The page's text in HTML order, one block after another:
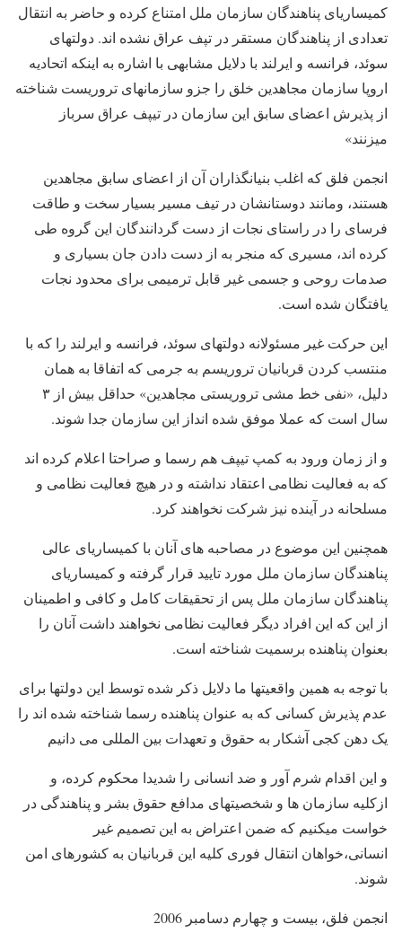
کمیساریای پناهندگان سازمان ملل امتناع کرده و حاضر به انتقال
تعدادى از پناهندگان مستقر در تپف عراق نشده اند. دولتهاى
سوئد، فرانسه و ایرلند با دلایل مشابهى با اشاره به اینکه اتحادیه
اروپا سازمان مجاهدین خلق را جزو سازمانهای تروریست شناخته
از پذیرش اعضای سابق این سازمان در تیپف عراق سرباز
میزنند»
انجمن فلق که اغلب بنیانگذاران آن از اعضای سابق مجاهدین
هستند، ومانند دوستانشان در تیف مسیر بسیار سخت و طاقت
فرسای را در راستای نجات از دست گردانندگان این گروه طی
کرده اند، مسیری که منجر به از دست دادن جان بسیاری و
صدمات روحی و جسمی غیر قابل ترمیمی برای محدود نجات
یافتگان شده است.
این حرکت غیر مسئولانه دولتهاى سوئد، فرانسه و ایرلند را که با
منتسب کردن قربانیان تروریسم به جرمی که اتفاقا به همان
دلیل، «نفى خط مشی تروریستی مجاهدین» حداقل بیش از ٣
سال است که عملا موفق شده انداز این سازمان جدا شوند.
و از زمان ورود به کمپ تیپف هم رسما و صراحتا اعلام کرده اند
که به فعالیت نظامی اعتقاد نداشته و در هیچ فعالیت نظامى و
مسلحانه در آینده نیز شرکت نخواهند کرد.
همچنین این موضوع در مصاحبه های آنان با کمیساریای عالی
پناهندگان سازمان ملل مورد تایید قرار گرفته و کمیساریای
پناهندگان سازمان ملل پس از تحقیقات کامل و کافی و اطمینان
از این که این افراد دیگر فعالیت نظامى نخواهند داشت آنان را
بعنوان پناهنده برسمیت شناخته است.
با توجه به همین واقعیتها ما دلایل ذکر شده توسط این دولتها برای
عدم پذیرش کسانی که به عنوان پناهنده رسما شناخته شده اند را
یک دهن کجى آشکار به حقوق و تعهدات بین المللى می دانیم
و این اقدام شرم آور و ضد انسانی را شدیدا محکوم کرده، و
ازکلیه سازمان ها و شخصیتهای مدافع حقوق بشر و پناهندگی در
خواست میکنیم که ضمن اعتراض به این تصمیم غیر
انسانی،خواهان انتقال فوری کلیه این قربانیان به کشورهای امن
شوند.
انجمن فلق، بیست و چهارم دسامبر 2006